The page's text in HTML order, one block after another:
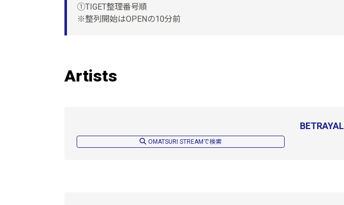
①TIGET整理番号順
※整列開始はOPENの10分前
Artists
OMATSURI STREAMで検索
BETRAYAL